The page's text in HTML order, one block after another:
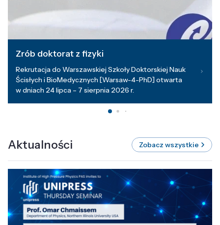
Zrób doktorat z fizyki
Rekrutacja do Warszawskiej Szkoły Doktorskiej Nauk
Ścisłych i BioMedycznych [Warsaw-4-PhD] otwarta
w dniach 24 lipca – 7 sierpnia 2026 r.
Aktualności Zobacz wszystkie